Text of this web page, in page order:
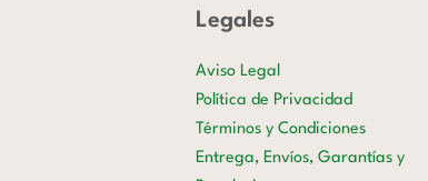
Legales
Aviso Legal
Política de Privacidad
Términos y Condiciones
Entrega, Envíos, Garantías y